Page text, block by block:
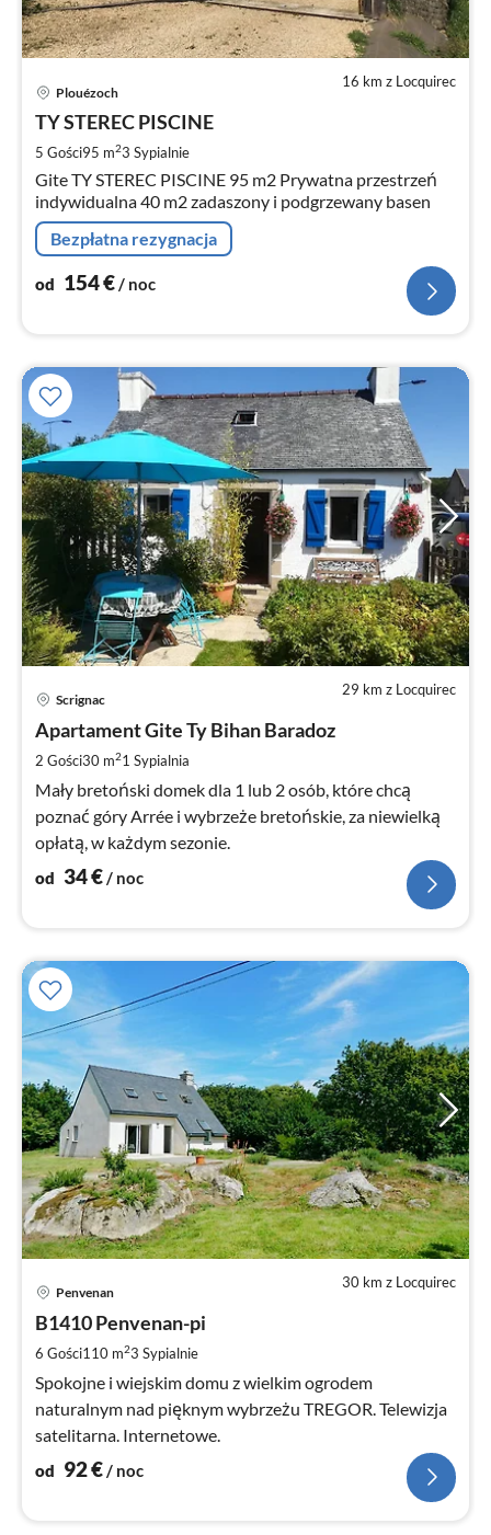
16 km z Locquirec
Plouézoch
TY STEREC PISCINE
5 Gości95 m23 Sypialnie
Gite TY STEREC PISCINE 95 m2 Prywatna przestrzeń
indywidualna 40 m2 zadaszony i podgrzewany basen
Bezpłatna rezygnacja
od 154€/ noc
29 km z Locquirec
Scrignac
Apartament Gite Ty Bihan Baradoz
2 Gości30 m21 Sypialnia
Mały bretoński domek dla 1 lub 2 osób, które chcą
poznać góry Arrée i wybrzeże bretońskie, za niewielką
opłatą, w każdym sezonie.
od 34€ / noc
30 km z Locquirec
Penvenan
B1410 Penvenan-pi
6 Gości110 m23 Sypialnie
Spokojne i wiejskim domu z wielkim ogrodem
naturalnym nad pięknym wybrzeżu TREGOR. Telewizja
satelitarna. Internetowe.
od 92€/ noc